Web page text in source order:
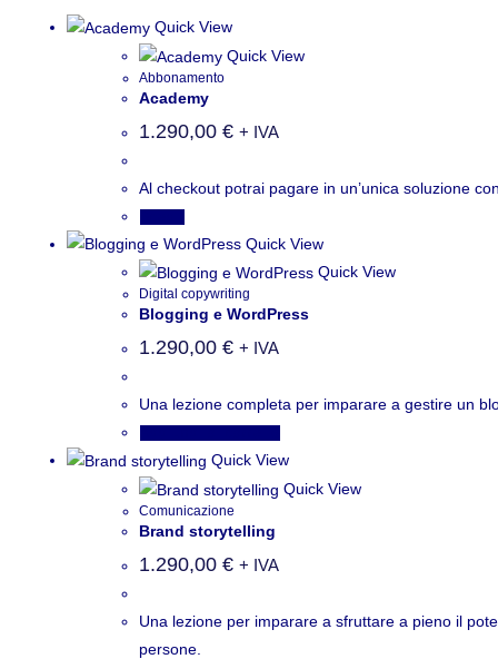
Quick View
Quick View
Abbonamento
Academy
1.290,00 € + IVA
Al checkout potrai pagare in un’unica soluzione
Quick View
Quick View
Digital copywriting
Blogging e WordPress
1.290,00 € + IVA
Una lezione completa per imparare a gestire un
Quick View
Quick View
Comunicazione
Brand storytelling
1.290,00 € + IVA
Una lezione per imparare a sfruttare a pieno il
persone.